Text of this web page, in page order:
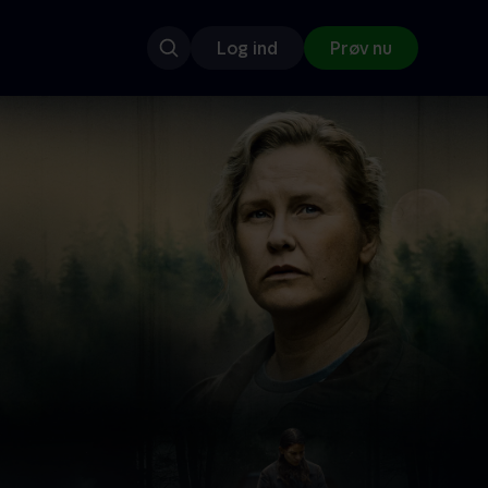
Log ind Prøv nu